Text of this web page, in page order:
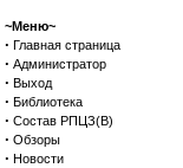
~Меню~
· Главная страница
· Администратор
· Выход
· Библиотека
· Состав РПЦЗ(В)
· Обзоры
· Новости